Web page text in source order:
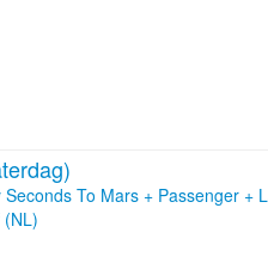
To Mars + Passenger +